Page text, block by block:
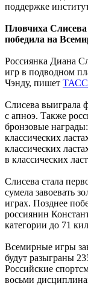
поддержке
Пловчиха Слисева
победила на
Россиянка Диана
игр в подводном
Чэнду, пишет ТАСС
Слисева выиграла
с апноэ. Также
бронзовые
классических
классических
в классических
Слисева стала
сумела завоевать
играх. Позднее
россиянин
категории до 71
Всемирные игры
будут разыграны
Российские
восьми